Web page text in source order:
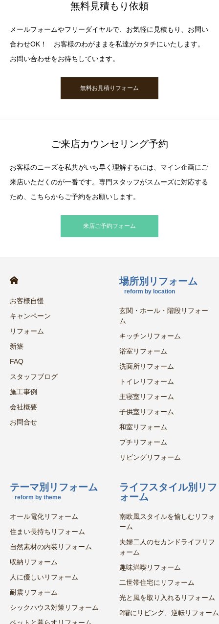
無料見積もり依頼
メールフォームやフリーダイヤルで、お気軽に見積もり、お問い
合わせOK！ お客様のわがままを私達がカタチにいたします。
お問い合わせをお待ちしています。
無料お見積りフォーム
ご来店カウンセリング予約
お客様のニーズを私共がいち早く理解するには、マイン企画にご
来店いただくのが一番です。専門スタッフがスムーズに対応する
ため、こちらからご予約をお願いします。
来店ご予約フォーム
お客様自慢
キャンペーン
リフォーム
新築
FAQ
スタッフブログ
施工事例
会社概要
お問合せ
場所別リフォーム
reform by location
玄関・ホール・階段リフォー
ム
キッチンリフォーム
浴室リフォーム
洗面所リフォーム
トイレリフォーム
主寝室リフォーム
子供室リフォーム
和室リフォーム
プチリフォーム
リビングリフォーム
テーマ別リフォーム
reform by theme
オール電化リフォーム
住まい長持ちリフォーム
自然素材の内装リフォーム
収納リフォーム
人に優しいリフォーム
耐震リフォーム
シックハウス対策リフォーム
ライフスタイル別リフ
ォーム
南欧風スタイルを愉しむリフォ
ーム
夫婦二人のセカンドライフリフ
ォーム
趣味満喫リフォーム
二世帯住宅にリフォーム
光と風を取り入れるリフォーム
2階にリビング、逆転リフォーム